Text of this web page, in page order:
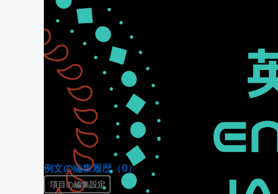
例文の編集履歴（0）
項目の編集設定